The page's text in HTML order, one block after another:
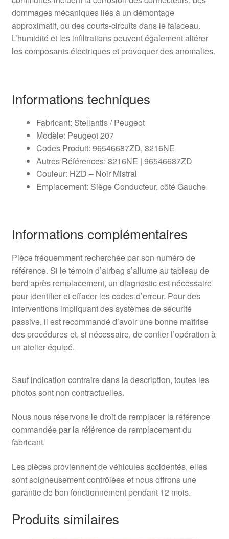
dommages mécaniques liés à un démontage
approximatif, ou des courts-circuits dans le faisceau.
L’humidité et les infiltrations peuvent également altérer
les composants électriques et provoquer des anomalies.
Informations techniques
Fabricant: Stellantis / Peugeot
Modèle: Peugeot 207
Codes Produit: 96546687ZD, 8216NE
Autres Références: 8216NE | 96546687ZD
Couleur: HZD – Noir Mistral
Emplacement: Siège Conducteur, côté Gauche
Informations complémentaires
Pièce fréquemment recherchée par son numéro de
référence. Si le témoin d’airbag s’allume au tableau de
bord après remplacement, un diagnostic est nécessaire
pour identifier et effacer les codes d’erreur. Pour des
interventions impliquant des systèmes de sécurité
passive, il est recommandé d’avoir une bonne maîtrise
des procédures et, si nécessaire, de confier l’opération à
un atelier équipé.
Sauf indication contraire dans la description, toutes les
photos sont non contractuelles.
Nous nous réservons le droit de remplacer la référence
commandée par la référence de remplacement du
fabricant.
Les pièces proviennent de véhicules accidentés, elles
sont soigneusement contrôlées et nous offrons une
garantie de bon fonctionnement pendant 12 mois.
Produits similaires